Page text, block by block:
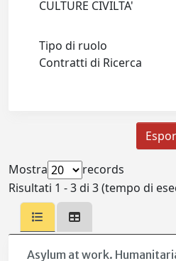
CULTURE CIVILTA'
Tipo di ruolo
Contratti di Ricerca
Mostra
records
Risultati 1 - 3 di 3 (tempo di
Asylum at work.